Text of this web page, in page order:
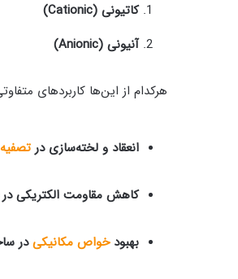
کاتیونی (Cationic)
آنیونی (Anionic)
هرکدام از این‌ها کاربردهای
انعقاد و لخته‌سازی در
کاهش مقاومت الکتریکی
بهبودخواص مکانیکیدر